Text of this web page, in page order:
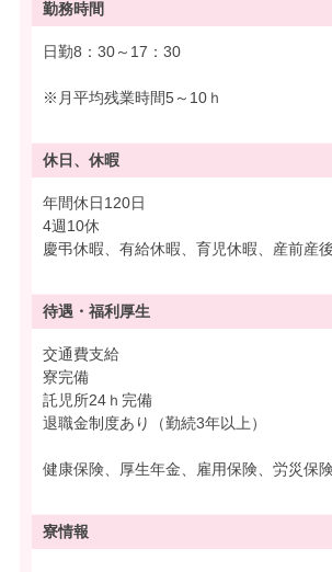
勤務時間
日勤8：30～17：30
※月平均残業時間5～10ｈ
休日、休暇
年間休日120日
4週10休
慶弔休暇、有給休暇、育児休暇、産前産
待遇・ 福利厚生
交通費支給
寮完備
託児所24ｈ完備
退職金制度あり（勤続3年以上）
健康保険、厚生年金、雇用保険、労災保
寮情報